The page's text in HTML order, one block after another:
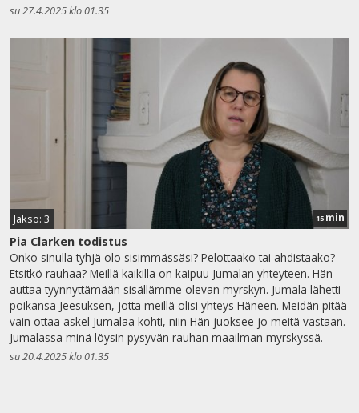
su 27.4.2025 klo 01.35
Jakso: 3 15 min
Pia Clarken todistus
Onko sinulla tyhjä olo sisimmässäsi? Pelottaako tai ahdistaako?
Etsitkö rauhaa? Meillä kaikilla on kaipuu Jumalan yhteyteen. Hän
auttaa tyynnyttämään sisällämme olevan myrskyn. Jumala lähetti
poikansa Jeesuksen, jotta meillä olisi yhteys Häneen. Meidän pitää
vain ottaa askel Jumalaa kohti, niin Hän juoksee jo meitä vastaan.
Jumalassa minä löysin pysyvän rauhan maailman myrskyssä.
su 20.4.2025 klo 01.35